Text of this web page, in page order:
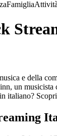
Famiglia
e della
un musicista
italiano?